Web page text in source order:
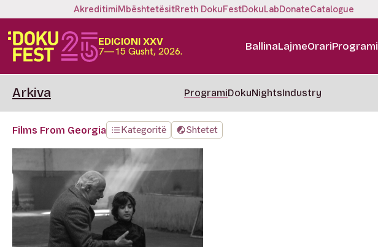
AkreditimiMbështetësitRreth DokuFestDokuLabDonateCatalogue
EDICIONI XXV
7—15 Gusht, 2026. BallinaLajmeOrariProgrami
Arkiva ProgramiDokuNightsIndustry
Films From Georgia Kategoritë Shtetet